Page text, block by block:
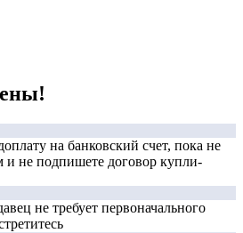
на банковский счет, пока не
и не подпишете договор купли-
не требует первоначального